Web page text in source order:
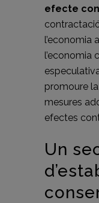
efecte
l’economia
l’economia
promoure
mesures
efectes
Un